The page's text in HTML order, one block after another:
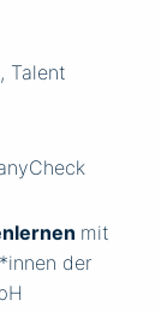
Talent
mit
der